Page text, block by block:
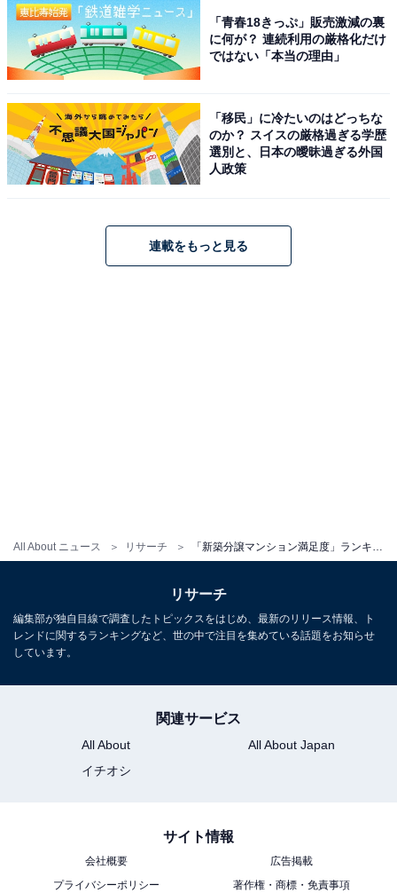
All About ニュース リサーチ
ングス完全子会社として、高級住宅ブランド
「PROUD」などを手掛ける総合不動産会社です。
「住戸の構造・設計」「周辺環境」で2位、「アフター
フォロー」「住戸設備」で1位を獲得。
「湾岸タワマン値上がり率」ランキング！ 1位は昨対比
「地方タワマン」購入者の世帯年収、意外にも6割以上
が……！ 約8割を占める職業にも注目
・
庭があるし、土地が資産になる。でもそれより……「一
【関連記事】
「青春18きっぷ」販売激減の裏
に何が？ 連続利用の厳格化だけ
ではない「本当の理由」
「移民」に冷たいのはどっちな
のか？ スイスの厳格過ぎる学歴
選別と、日本の曖昧過ぎる外国
人政策
連載をもっと見る
リサーチ
編集部が独自目線で調査したトピックスをはじめ、最新のリリース情報、ト
レンドに関するランキングなど、世の中で注目を集めている話題をお知らせ
しています。
関連サービス
All About
All About Japan
イチオシ
サイト情報
会社概要
広告掲載
プライバシーポリシー
著作権・商標・免責事項